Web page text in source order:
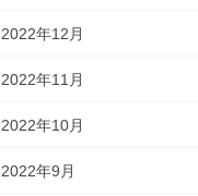
2022年12月
2022年11月
2022年10月
2022年9月